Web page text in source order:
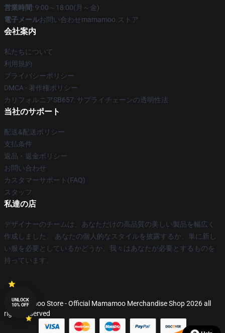
営業時間: 9:00～18:00(月～金)
電子メールお問い合わせmamamoo.ストア
会社案内
私たちについて
利用規約
プライバシーポリシー
DMCA - 著作権ポリシー
カリフォルニアSB657: サプライチェーンの透明性法
当社のサポート
配送&配送ポリシー
支払条件
返品・返金ポリシー
お問い合わせ
カスタマーサポート(FAQ)
スタッフ
私達の店
デザイナーのチームは、あなただけの高品質の美しい製品を幅広く
作成しました。 あなたの個人的なスタイルを披露するか、単に新し
い服を必要としているかどうか、我々はあなたが必要とするものを
持っています。
© Mamamoo Store - Official Mamamoo Merchandise Shop 2026 all
rights reserved
UNLOCK
10% OFF